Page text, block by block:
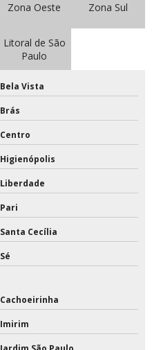
Zona Oeste Zona Sul
Litoral de São
Paulo
Bela Vista
Brás
Centro
Higienópolis
Liberdade
Pari
Santa Cecília
Sé
Cachoeirinha
Imirim